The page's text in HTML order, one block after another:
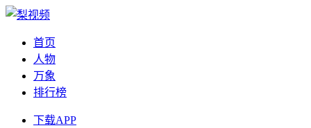
首页
人物
万象
排行榜
下载APP